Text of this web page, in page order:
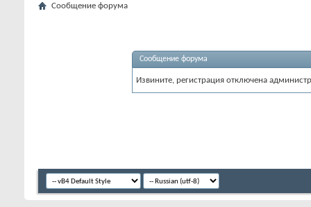
Сообщение форума
Сообщение форума
Извините, регистрация отключена